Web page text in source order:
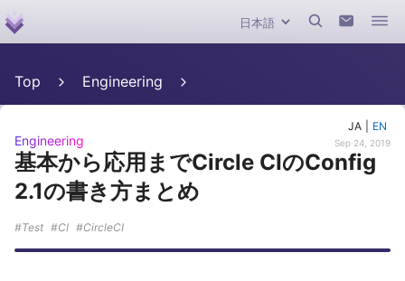
Top Engineering
JA EN
Engineering Sep 24, 2019
基本から応用までCircle CIのConfig
2.1の書き方まとめ
Test CI CircleCI